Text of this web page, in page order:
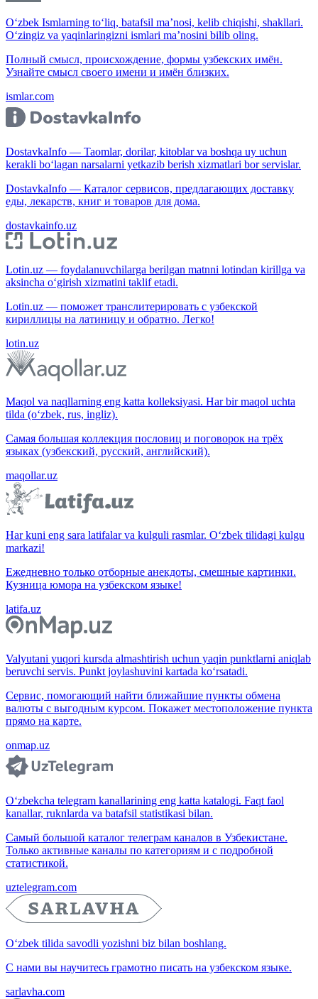
O‘zbek Ismlarning to‘liq, batafsil ma’nosi, kelib chiqishi, shakllari.
O‘zingiz va yaqinlaringizni ismlari ma’nosini bilib oling.
Полный смысл, происхождение, формы узбекских имён.
Узнайте смысл своего имени и имён близких.
ismlar.com
DostavkaInfo — Taomlar, dorilar, kitoblar va boshqa uy uchun
kerakli bo‘lagan narsalarni yetkazib berish xizmatlari bor servislar.
DostavkaInfo — Каталог сервисов, предлагающих доставку
еды, лекарств, книг и товаров для дома.
dostavkainfo.uz
Lotin.uz — foydalanuvchilarga berilgan matnni lotindan kirillga va
aksincha o‘girish xizmatini taklif etadi.
Lotin.uz — поможет транслитерировать с узбекской
кириллицы на латиницу и обратно. Легко!
lotin.uz
Maqol va naqllarning eng katta kolleksiyasi. Har bir maqol uchta
tilda (o‘zbek, rus, ingliz).
Самая большая коллекция пословиц и поговорок на трёх
языках (узбекский, русский, английский).
maqollar.uz
Har kuni eng sara latifalar va kulguli rasmlar. O‘zbek tilidagi kulgu
markazi!
Ежедневно только отборные анекдоты, смешные картинки.
Кузница юмора на узбекском языке!
latifa.uz
Valyutani yuqori kursda almashtirish uchun yaqin punktlarni aniqlab
beruvchi servis. Punkt joylashuvini kartada ko‘rsatadi.
Сервис, помогающий найти ближайшие пункты обмена
валюты с выгодным курсом. Покажет местоположение пункта
прямо на карте.
onmap.uz
O‘zbekcha telegram kanallarining eng katta katalogi. Faqt faol
kanallar, ruknlarda va batafsil statistikasi bilan.
Самый большой каталог телеграм каналов в Узбекистане.
Только активные каналы по категориям и с подробной
статистикой.
uztelegram.com
O‘zbek tilida savodli yozishni biz bilan boshlang.
С нами вы научитесь грамотно писать на узбекском языке.
sarlavha.com